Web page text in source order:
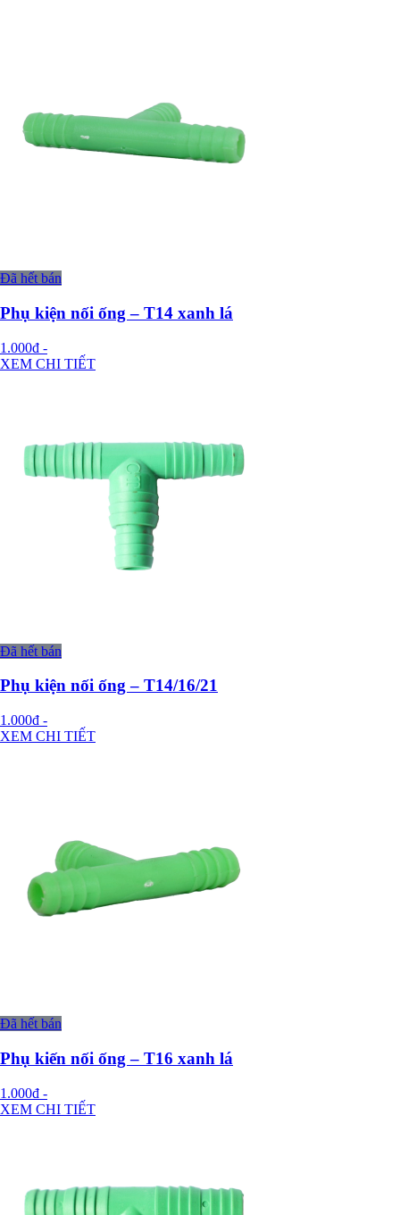
Đã hết bán
Phụ kiện nối ống – T14 xanh lá
1.000đ -
XEM CHI TIẾT
Đã hết bán
Phụ kiện nối ống – T14/16/21
1.000đ -
XEM CHI TIẾT
Đã hết bán
Phụ kiến nối ống – T16 xanh lá
1.000đ -
XEM CHI TIẾT